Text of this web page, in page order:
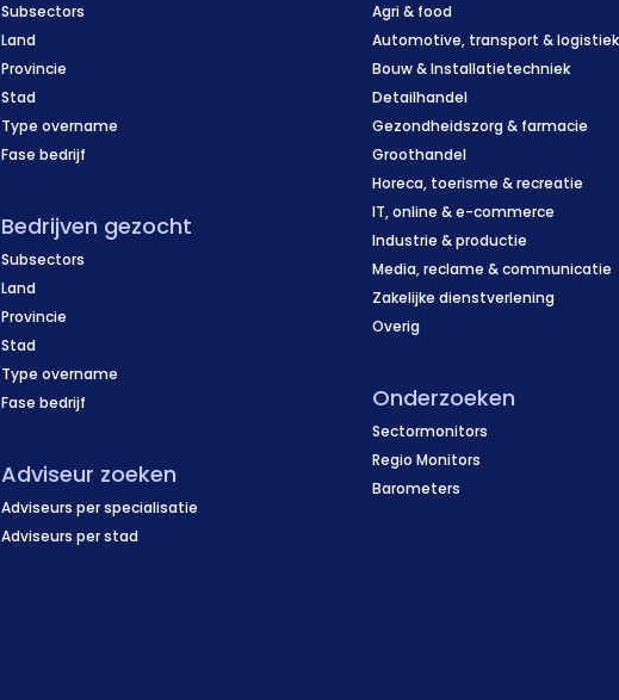
Subsectors
Land
Provincie
Stad
Type overname
Fase bedrijf
Bedrijven gezocht
Subsectors
Land
Provincie
Stad
Type overname
Fase bedrijf
Adviseur zoeken
Adviseurs per specialisatie
Adviseurs per stad
Agri & food
Automotive, transport & logistiek
Bouw & Installatietechniek
Detailhandel
Gezondheidszorg & farmacie
Groothandel
Horeca, toerisme & recreatie
IT, online & e-commerce
Industrie & productie
Media, reclame & communicatie
Zakelijke dienstverlening
Overig
Onderzoeken
Sectormonitors
Regio Monitors
Barometers